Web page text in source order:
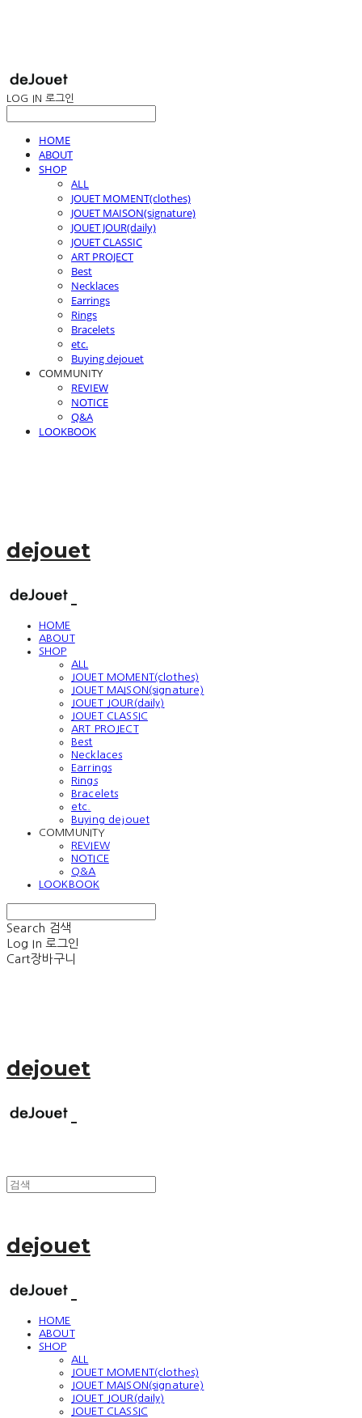
LOG IN 로그인
HOME
ABOUT
SHOP
ALL
JOUET MOMENT(clothes)
JOUET MAISON(signature)
JOUET JOUR(daily)
JOUET CLASSIC
ART PROJECT
Best
Necklaces
Earrings
Rings
Bracelets
etc.
Buying dejouet
COMMUNITY
REVIEW
NOTICE
Q&A
LOOKBOOK
dejouet
HOME
ABOUT
SHOP
ALL
JOUET MOMENT(clothes)
JOUET MAISON(signature)
JOUET JOUR(daily)
JOUET CLASSIC
ART PROJECT
Best
Necklaces
Earrings
Rings
Bracelets
etc.
Buying dejouet
COMMUNITY
REVIEW
NOTICE
Q&A
LOOKBOOK
Search 검색
Log In 로그인
Cart장바구니
dejouet
dejouet
HOME
ABOUT
SHOP
ALL
JOUET MOMENT(clothes)
JOUET MAISON(signature)
JOUET JOUR(daily)
JOUET CLASSIC